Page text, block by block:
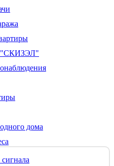
"СКИЗЭЛ"
дома